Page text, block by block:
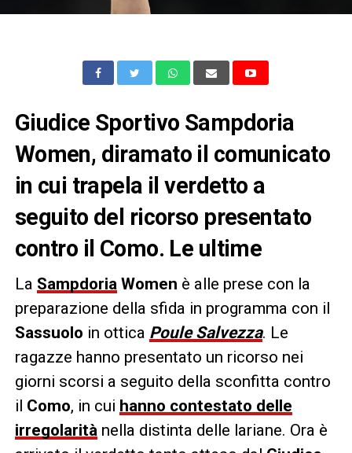
Giudice Sportivo Sampdoria
Women, diramato il comunicato
in cui trapela il verdetto a
seguito del ricorso presentato
contro il Como. Le ultime
La SampdoriaWomen è alle prese con la
preparazione della sfida in programma con il
Sassuolo in ottica Poule Salvezza. Le
ragazze hanno presentato un ricorso nei
giorni scorsi a seguito della sconfitta contro
il Como, in cui hanno contestato delle
irregolaritànella distinta delle lariane. Ora è